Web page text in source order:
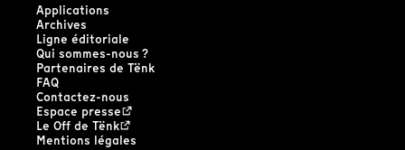
Applications
Archives
Ligne éditoriale
Qui sommes-nous ?
Partenaires de Tënk
FAQ
Contactez-nous
Espace presse
Le Off de Tënk
Mentions légales